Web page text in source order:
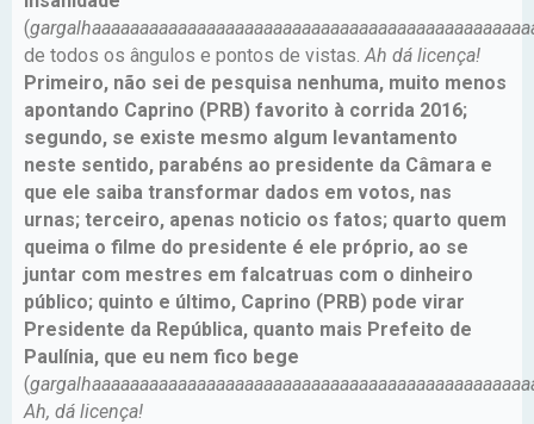
(
de todos os ângulos e pontos de vistas.Ah dá licença!
Primeiro, não sei de pesquisa nenhuma, muito menos
apontando Caprino (PRB) favorito à corrida 2016;
segundo, se existe mesmo algum levantamento
neste sentido, parabéns ao presidente da Câmara e
que ele saiba transformar dados em votos, nas
urnas; terceiro, apenas noticio os fatos; quarto quem
queima o filme do presidente é ele próprio, ao se
juntar com mestres em falcatruas com o dinheiro
público; quinto e último, Caprino (PRB) pode virar
Presidente da República, quanto mais Prefeito de
Paulínia, que eu nem fico bege
(
Ah, dá licença!